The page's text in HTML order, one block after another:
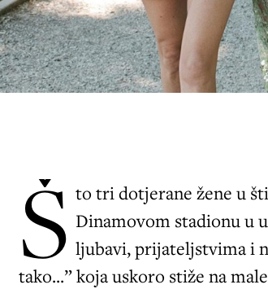
Š to tri dotjerane žene u
Dinamovom stadionu u
ljubavi, prijateljstvima i
tako...” koja uskoro stiže na